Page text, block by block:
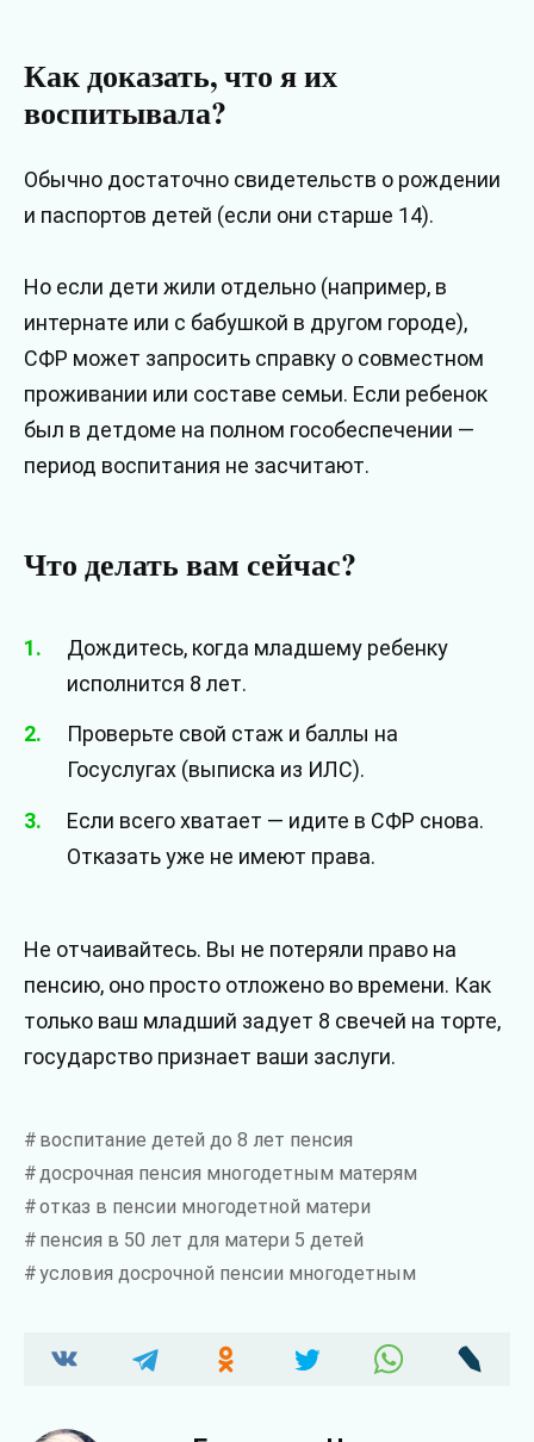
Как доказать, что я их
воспитывала?
Обычно достаточно свидетельств о рождении
и паспортов детей (если они старше 14).
Но если дети жили отдельно (например, в
интернате или с бабушкой в другом городе),
СФР может запросить справку о совместном
проживании или составе семьи. Если ребенок
был в детдоме на полном гособеспечении —
период воспитания не засчитают.
Что делать вам сейчас?
Дождитесь, когда младшему ребенку
исполнится 8 лет.
Проверьте свой стаж и баллы на
Госуслугах (выписка из ИЛС).
Если всего хватает — идите в СФР снова.
Отказать уже не имеют права.
Не отчаивайтесь. Вы не потеряли право на
пенсию, оно просто отложено во времени. Как
только ваш младший задует 8 свечей на торте,
государство признает ваши заслуги.
воспитание детей до 8 лет пенсия
досрочная пенсия многодетным матерям
отказ в пенсии многодетной матери
пенсия в 50 лет для матери 5 детей
условия досрочной пенсии многодетным